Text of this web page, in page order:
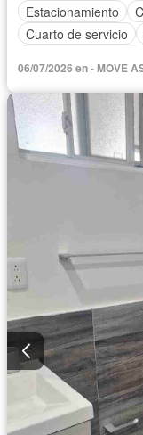
Estacionamiento
Cuarto de servicio
Recámara con
Completamente
06/07/2026 en - MOVE